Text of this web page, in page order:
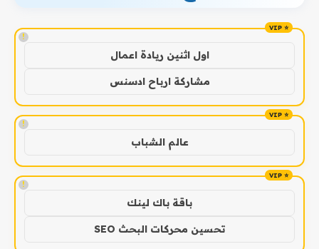
!
اول اثنين ريادة اعمال
مشاركة ارباح ادسنس
!
عالم الشباب
!
باقة باك لينك
تحسين محركات البحث SEO